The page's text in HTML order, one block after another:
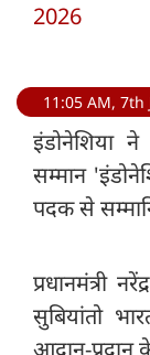
2026
11:05 AM, 7th
इंडोनेशिया ने
सम्मान
पदक से
प्रधानमंत्री
सुबियांतो